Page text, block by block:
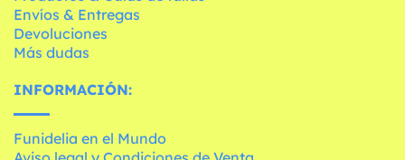
Envíos & Entregas
Devoluciones
Más dudas
INFORMACIÓN:
Funidelia en el Mundo